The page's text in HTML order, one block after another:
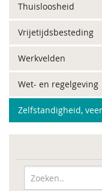
Thuisloosheid
Vrijetijdsbesteding
Werkvelden
Wet- en regelgeving
Zelfstandigheid,